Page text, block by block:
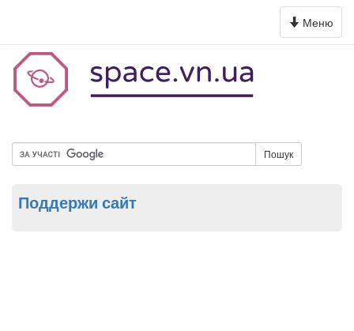
Toggle
navigation
Меню
Пошук
Поддержи сайт